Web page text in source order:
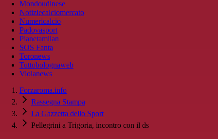
Mondoudinese
Notiziecalciomercato
Numericalcio
Padovasport
Pianetamilan
SOS Fanta
Toronews
Tuttobolognaweb
Violanews
Forzaroma.info
Rassegna Stampa
La Gazzetta dello Sport
Pellegrini a Trigoria, incontro con il ds